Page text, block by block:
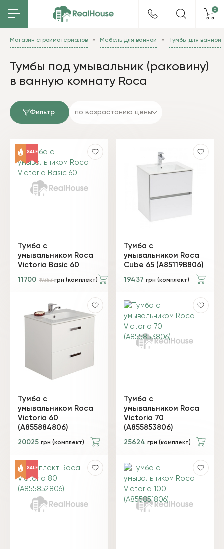
0
Магазин стройматериалов Мебель для ванной Тумбы для ванной
Тумбы под умывальник (раковину)
в ванную комнату Roca
Фильтр по возрастанию цены
SALE
Тумба с
умывальником Roca
Victoria Basic 60
11700 19353грн (комплект)
Тумба с
умывальником Roca
Cube 65 (A85119B806)
19437 грн (комплект)
Тумба с
умывальником Roca
Victoria 60
(A855884806)
20025 грн (комплект)
Тумба с
умывальником Roca
Victoria 70
(A855853806)
25624 грн (комплект)
SALE